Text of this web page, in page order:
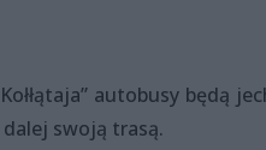
autobusy będą
dalej swoją trasą.